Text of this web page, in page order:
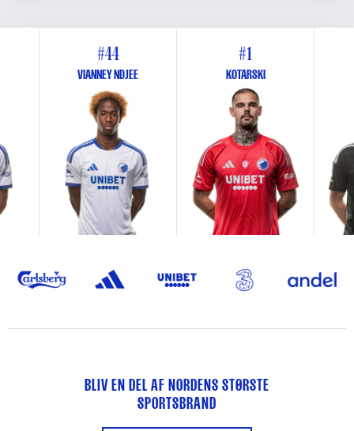
#44
VIANNEY NDJEE
#1
KOTARSKI
BLIV EN DEL AF NORDENS STØRSTE
SPORTSBRAND